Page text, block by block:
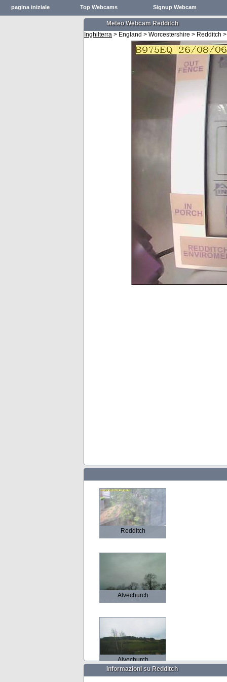
pagina iniziale Top Webcams Signup Webcam
Meteo Webcam Redditch
Inghilterra > England > Worcestershire > Redditch
Redditch
Alvechurch
Alvechurch
Informazioni su Redditch